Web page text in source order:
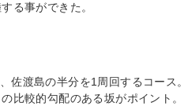
る事ができた。
佐渡島の半分を1周回するコース
比較的勾配のある坂がポイント。